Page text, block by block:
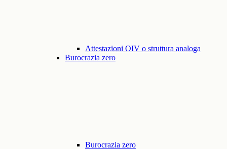
Attestazioni OIV o struttura analoga
Burocrazia zero
Burocrazia zero